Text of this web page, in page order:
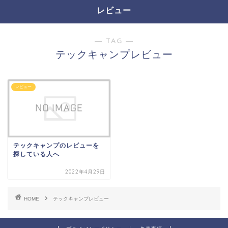
レビュー
― TAG ―
テックキャンプレビュー
レビュー
テックキャンプのレビューを
探している人へ
2022年4月29日
HOME テックキャンプレビュー